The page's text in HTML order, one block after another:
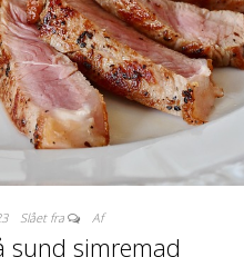
Slået fra Af
sund simremad